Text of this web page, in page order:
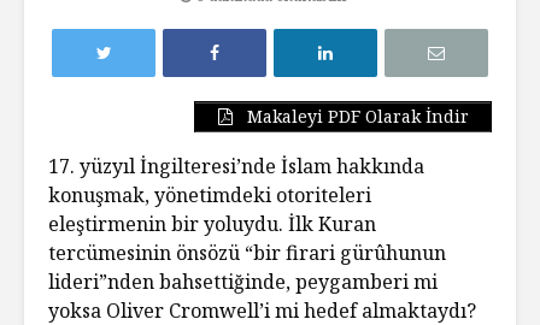
Makaleyi PDF Olarak İndir
17. yüzyıl İngilteresi’nde İslam hakkında
konuşmak, yönetimdeki otoriteleri
eleştirmenin bir yoluydu. İlk Kuran
tercümesinin önsözü “bir firari gürûhunun
lideri”nden bahsettiğinde, peygamberi mi
yoksa Oliver Cromwell’i mi hedef almaktaydı?